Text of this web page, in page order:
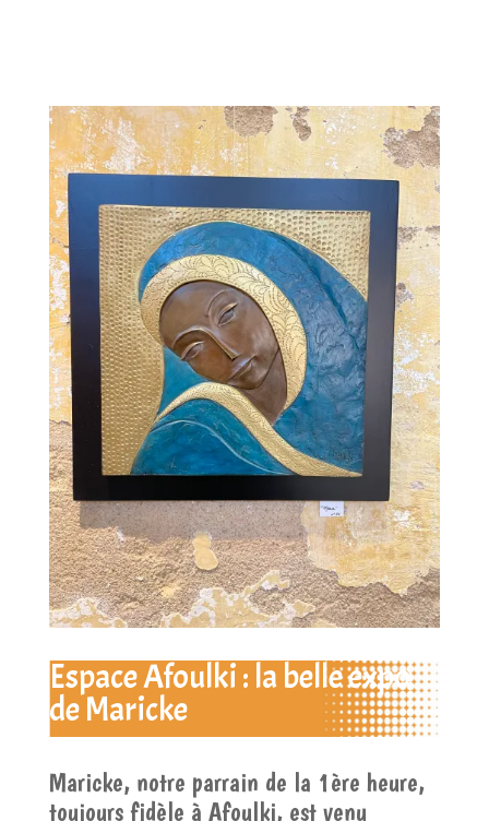
Espace Afoulki : la belle expo
de Maricke
Maricke, notre parrain de la 1ère heure,
toujours fidèle à Afoulki, est venu